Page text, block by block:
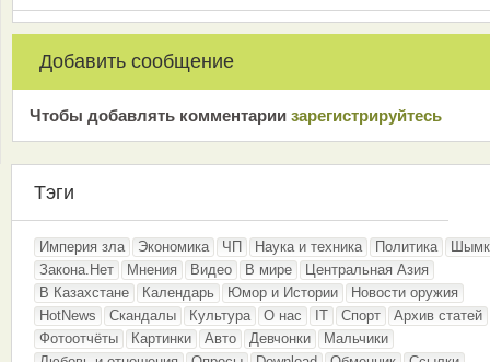
Добавить сообщение
Чтобы добавлять комментарии зарeгиcтрирyйтeсь
Тэги
Империя зла Экономика ЧП Наука и техника Политика
Закона.Нет
Мнения Видео В мире
Центральная Азия
В Казахстане
Календарь Юмор и Истории
Новости оружия
HotNews
Скандалы Культура О нас IT Спорт
Архив статей
Фотоотчёты
Картинки Авто Девчонки
Мальчики